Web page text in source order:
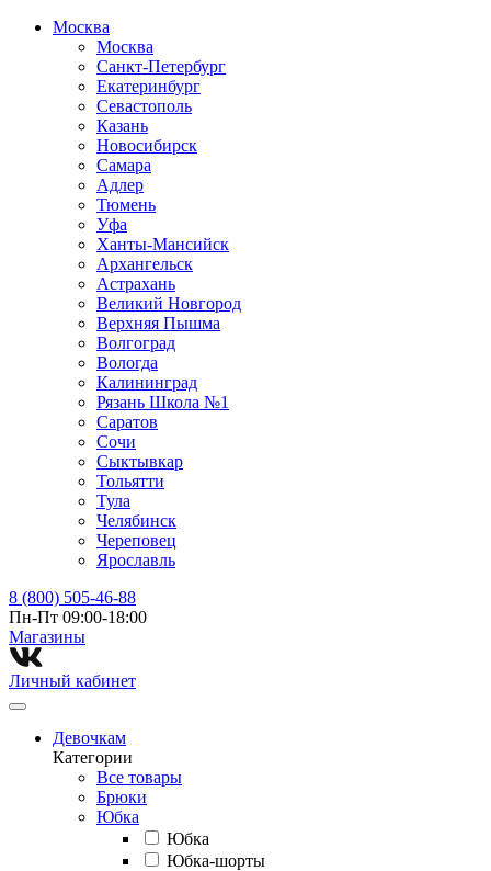
Москва
Москва
Санкт-Петербург
Екатеринбург
Севастополь
Казань
Новосибирск
Самара
Адлер
Тюмень
Уфа
Ханты-Мансийск
Архангельск
Астрахань
Великий Новгород
Верхняя Пышма
Волгоград
Вологда
Калининград
Рязань Школа №1
Саратов
Сочи
Сыктывкар
Тольятти
Тула
Челябинск
Череповец
Ярославль
8 (800) 505-46-88
Пн-Пт 09:00-18:00
Магазины⁠
Личный кабинет
Девочкам
Категории
Все товары
Брюки
Юбка
Юбка
Юбка-шорты